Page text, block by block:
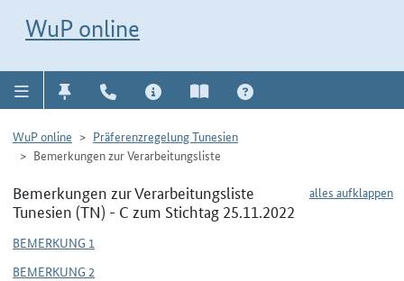
WuP online
WuP online
Präferenzregelung Tunesien
Bemerkungen zur Verarbeitungsliste
alles aufklappen
Bemerkungen zur Verarbeitungsliste
Tunesien (TN) - C zum Stichtag 25.11.2022
BEMERKUNG 1
BEMERKUNG 2